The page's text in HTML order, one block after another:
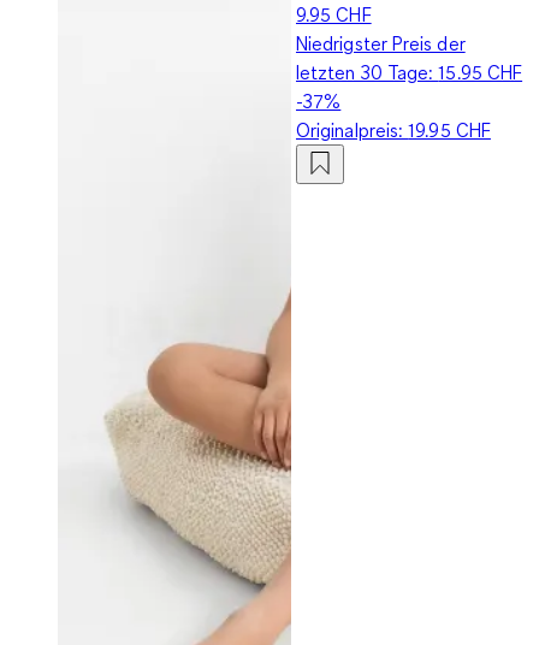
9.95 CHF
Niedrigster Preis der
letzten 30 Tage:15.95 CHF
-37%
Originalpreis:19.95 CHF